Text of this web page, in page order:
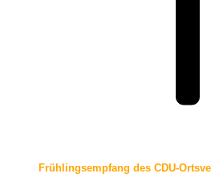
Frühlingsempfang des CDU-